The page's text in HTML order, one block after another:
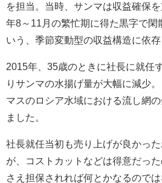
を担当。当時、サンマは収益確保
年8～11月の繁忙期に得た黒字で閑
いう、季節変動型の収益構造に依存
2015年、35歳のときに社長に就任
りサンマの水揚げ量が大幅に減少
マスのロシア水域における流し網
ました。
社長就任当初も売り上げが良かった
が、コストカットなどは得意だっ
さえ担保されれば何とかなるので